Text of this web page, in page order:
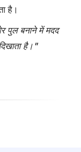
है।
पुल बनाने में मदद
है।"